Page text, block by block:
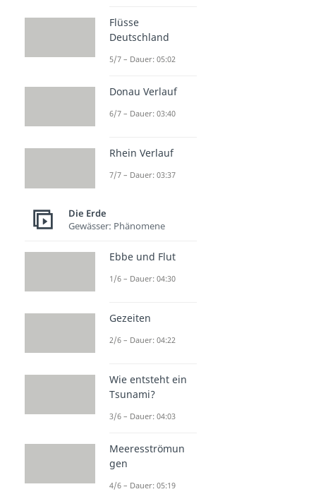
Flüsse
Deutschland
5/7 – Dauer: 05:02
Donau Verlauf
6/7 – Dauer: 03:40
Rhein Verlauf
7/7 – Dauer: 03:37
Die Erde
Gewässer: Phänomene
Ebbe und Flut
1/6 – Dauer: 04:30
Gezeiten
2/6 – Dauer: 04:22
Wie entsteht ein
Tsunami?
3/6 – Dauer: 04:03
Meeresströmun
gen
4/6 – Dauer: 05:19